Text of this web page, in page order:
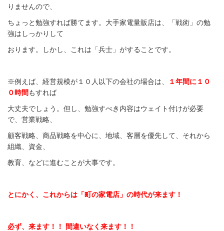
りませんので、
ちょっと勉強すれば勝てます。大手家電量販店は、「戦術」の勉
強はしっかりして
おります。しかし、これは「兵士」がすることです。
※例えば、経営規模が１０人以下の会社の場合は、
１年間に１０
０時間 もすれば
大丈夫でしょう。但し、勉強すべき内容はウェイト付けが必要
で、営業戦略、
顧客戦略、商品戦略を中心に、地域、客層を優先して、それから
組織、資金、
教育、などに進むことが大事です。
とにかく、これからは「町の家電店」の時代が来ます！
必ず、来ます！！ 間違いなく来ます！！